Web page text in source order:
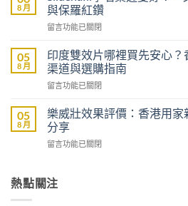
買
到
威
鋼
嗎？
港
士
購
買
讀
的
大
樂
威
評
價：
雙
效
勃
加
時
香
8 月
與保羅紅鑽
在
學
名
藥
邊
好？
一
文
比
VI[DK]
留言功能已關閉
05
8 月
印度雙效片哪裡買先安心
渠道與選購指南
在
度
雙
效
片
買
留言功能已關閉
05
8 月
樂威壯效果評價：香港用
分享
在
壯
效
留言功能已關閉
熱點關注